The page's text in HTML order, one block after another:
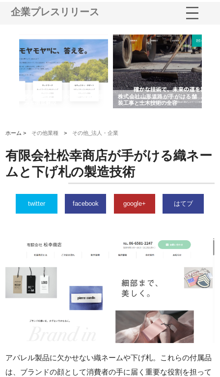
企業プレスリリース
株式会社ＣＳＡの事業内容と強
株式会社山形道路が手がける舗
装工事と土木技術の全容
ホーム > その他業種 > その他_法人・企業
有限会社松幸商店が手がける織ネー
ムと下げ札の製造技術
twitter facebook google+ はてブ
アパレル製品に欠かせない織ネームや下げ札。これらの付属品
は、ブランドの顔として消費者の手に届く重要な役割を担って